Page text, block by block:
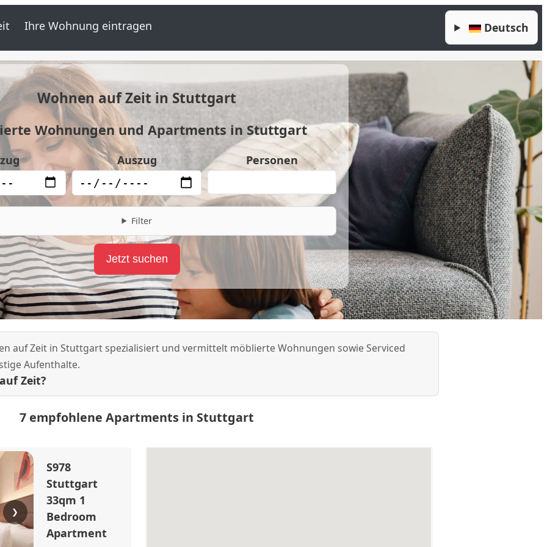
Ihre Wohnung eintragen Deutsch
Wohnen auf Zeit in Stuttgart
Wohnungen und Apartments in Stuttgart
Auszug Personen
Filter
auf Zeit in Stuttgart spezialisiert und vermittelt möblierte Wohnungen sowie Serviced
Aufenthalte.
Zeit?
7 empfohlene Apartments in Stuttgart
❯
S978
Stuttgart
33qm 1
Bedroom
Apartment